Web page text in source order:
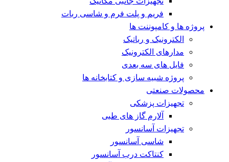
فریم و پلت فرم و شاسی ربات
پروژه ها و کامپوننت ها
الکترونیک و رباتیک
مدارهای الکترونیک
فایل های سه بعدی
پروژه شبیه سازی و کتابخانه ها
محصولات صنعتی
تجهیزات پزشکی
آلارم گاز های طبی
تجهیزات آسانسور
شاسی آسانسور
کنتاکت درب آسانسور